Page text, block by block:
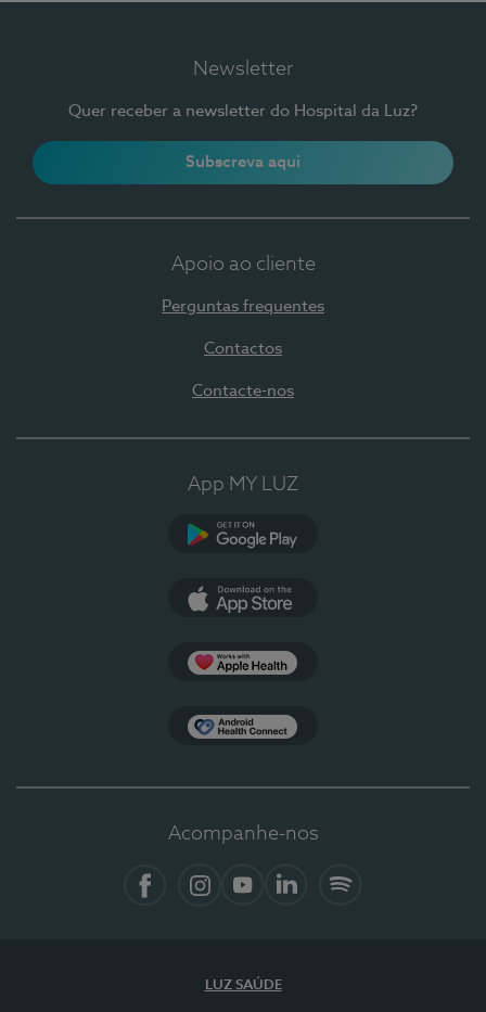
Newsletter
Quer receber a newsletter do Hospital da Luz?
Subscreva aqui
Apoio ao cliente
Perguntas frequentes
Contactos
Contacte-nos
App MY LUZ
Acompanhe-nos
LUZ SAÚDE